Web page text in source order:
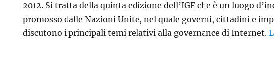
2012. Si tratta della quinta edizione dell’IGF che è un luogo
promosso dalle Nazioni Unite, nel quale governi, cittadini e
discutono i principali temi relativi alla governance di Internet.